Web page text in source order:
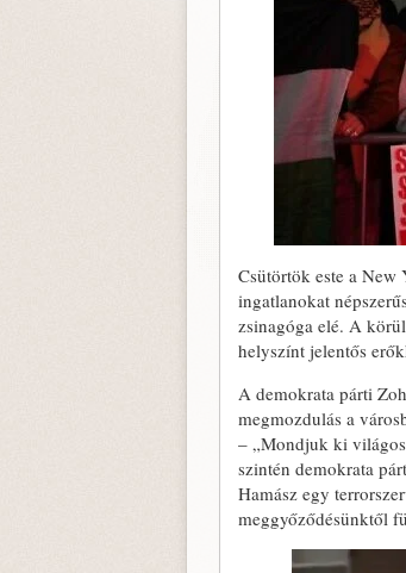
Csütörtök este a New
ingatlanokat
zsinagóga elé. A
helyszínt jelentős
A demokrata párti
megmozdulás a
– „Mondjuk ki
szintén demokrata
Hamász egy
meggyőződésünktől